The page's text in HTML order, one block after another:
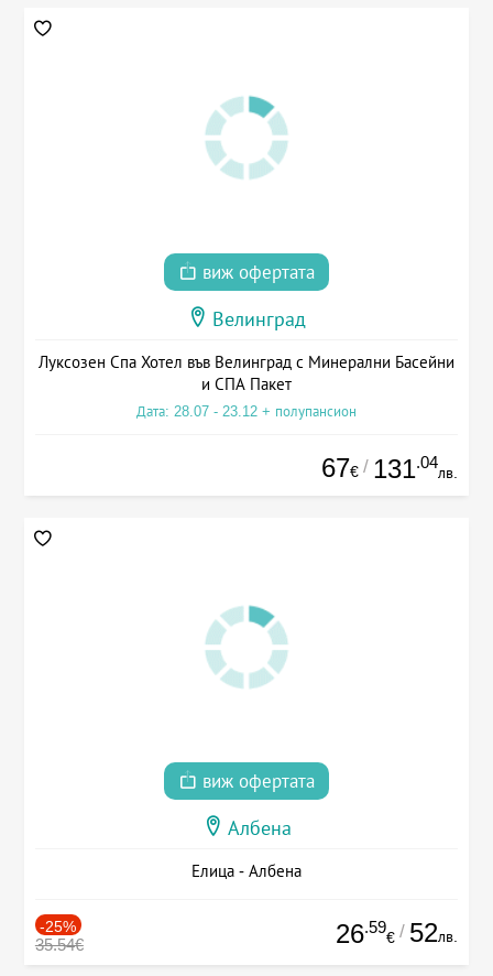
виж офертата
Велинград
Луксозен Спа Хотел във Велинград с Минерални Басейни
и СПА Пакет
Дата: 28.07 - 23.12 + полупансион
67€ / 131.04
лв.
виж офертата
Албена
Елица - Албена
-25%
35.54€ 26.59
€ / 52лв.